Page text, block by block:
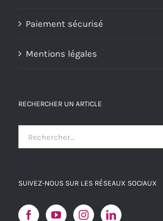
Paiement sécurisé
Mentions légales
RECHERCHER UN ARTICLE
SUIVEZ-NOUS SUR LES RÉSEAUX SOCIAUX